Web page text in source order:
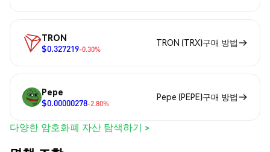
TRON
$0.327219-0.30%
TRON (TRX)구매 방법
Pepe
$0.00000278-2.80%
Pepe (PEPE)구매 방법
다양한 암호화폐 자산 탐색하기 >